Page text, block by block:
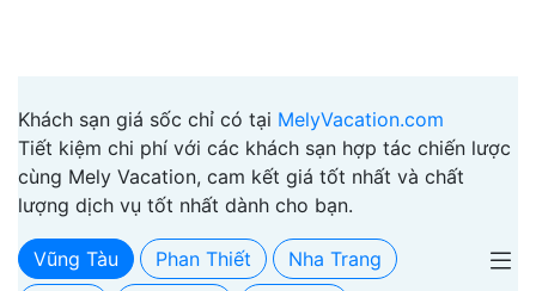
Khách sạn giá sốc chỉ có tại MelyVacation.com
Tiết kiệm chi phí với các khách sạn hợp tác chiến lược
cùng Mely Vacation, cam kết giá tốt nhất và chất
lượng dịch vụ tốt nhất dành cho bạn.
Vũng Tàu Phan Thiết
Nha Trang